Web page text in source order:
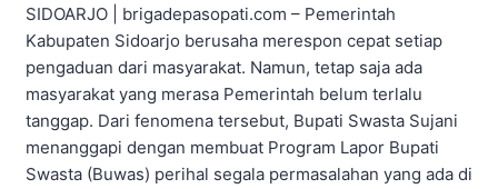
SIDOARJO | brigadepasopati.com – Pemerintah
Kabupaten Sidoarjo berusaha merespon cepat setiap
pengaduan dari masyarakat. Namun, tetap saja ada
masyarakat yang merasa Pemerintah belum terlalu
tanggap. Dari fenomena tersebut, Bupati Swasta Sujani
menanggapi dengan membuat Program Lapor Bupati
Swasta (Buwas) perihal segala permasalahan yang ada di